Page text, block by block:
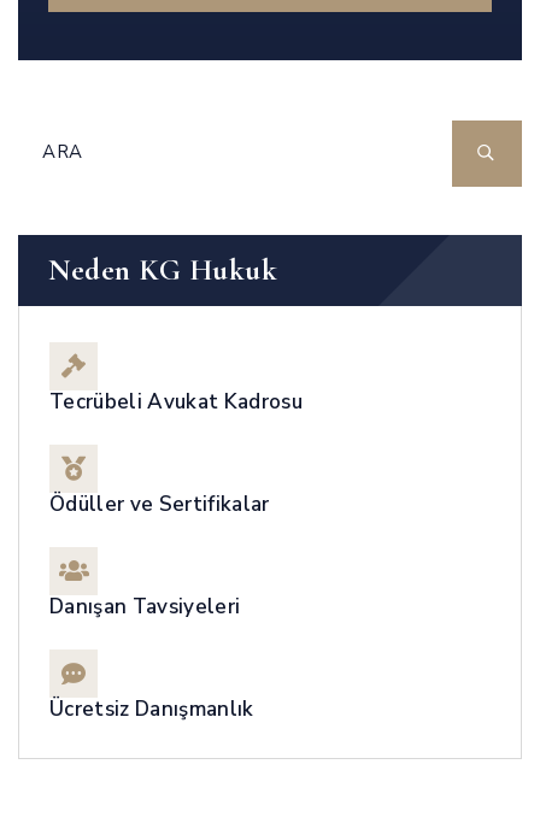
Neden KG Hukuk
Tecrübeli Avukat Kadrosu
Ödüller ve Sertifikalar
Danışan Tavsiyeleri
Ücretsiz Danışmanlık